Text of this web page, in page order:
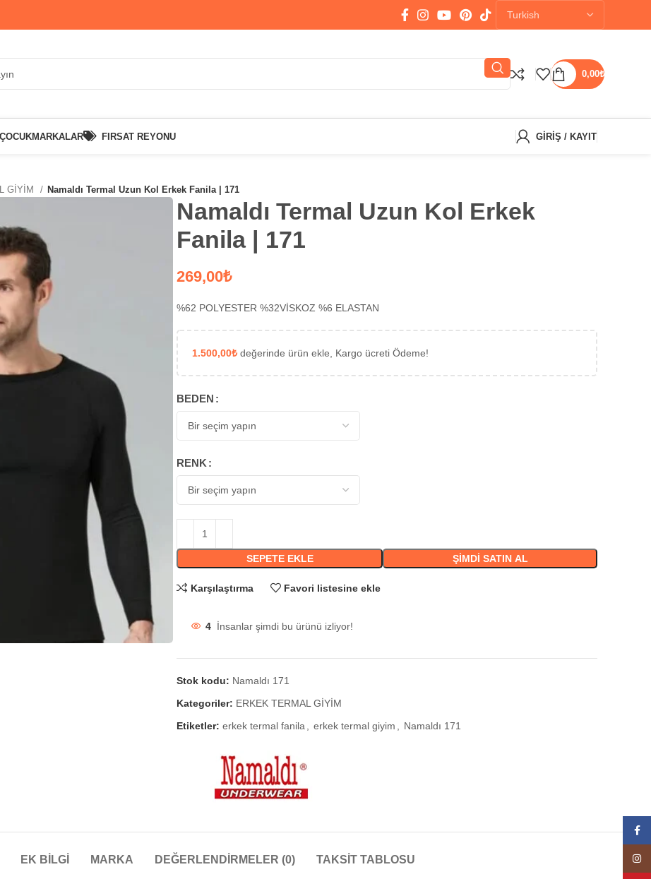
0,00₺
ÇOCUKMARKALAR FIRSAT REYONU GIRIŞ / KAYIT
GİYİM Namaldı Termal Uzun Kol Erkek Fanila | 171
Namaldı Termal Uzun Kol Erkek
Fanila | 171
₺
%62 POLYESTER %32VİSKOZ %6 ELASTAN
1.500,00₺ değerinde ürün ekle, Kargo ücreti Ödeme!
BEDEN
RENK
SEPETE EKLE ŞIMDI SATIN AL
Karşılaştırma Favori listesine ekle
4 İnsanlar şimdi bu ürünü izliyor!
Stok kodu: Namaldı 171
Kategoriler: ERKEK TERMAL GİYİM
Etiketler: erkek termal fanila erkek termal giyim Namaldı 171
EK BILGI MARKA DEĞERLENDIRMELER (0) TAKSIT TABLOSU